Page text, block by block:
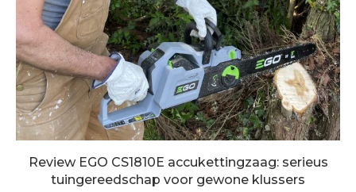
Review EGO CS1810E accukettingzaag: serieus
tuingereedschap voor gewone klussers